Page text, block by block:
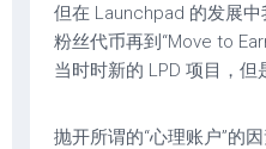
但在 Launchpad 的发展
粉丝代币再到“Move to
当时时新的 LPD 项目，但
抛开所谓的“心理账户”的